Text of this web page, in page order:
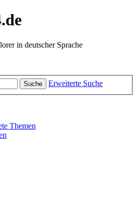
in deutscher Sprache
Suche Erweiterte Suche
Themen